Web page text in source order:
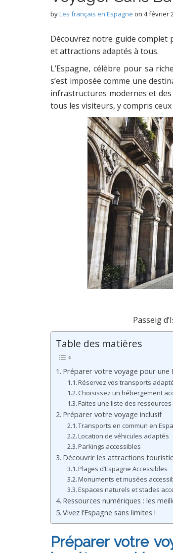
byLes français en Espagne on 4 février
Découvrez notre guide complet
et attractions adaptés à tous.
L’Espagne, célèbre pour sa
s’est imposée comme une
infrastructures modernes et
tous les visiteurs, y compris
Passeig
Table des matières
Préparer votre voyage pour une
Réservez vos transports
Choisissez un hébergement
Faites une liste des ressources
Préparer votre voyage inclusif
Transports en commun en
Location de véhicules adaptés
Parkings accessibles
Découvrir les attractions
Plages d’Espagne Accessibles
Monuments et musées
Espaces naturels et stades
Ressources numériques : les
Vivez l’Espagne sans limites !
Préparer votre